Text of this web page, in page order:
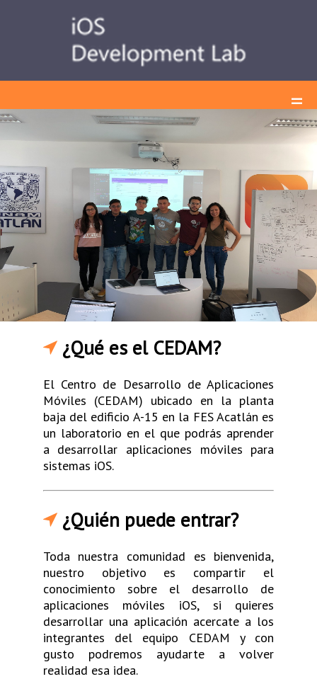
¿Qué es el CEDAM?
El Centro de Desarrollo de Aplicaciones
Móviles (CEDAM) ubicado en la planta
baja del edificio A-15 en la FES Acatlán es
un laboratorio en el que podrás aprender
a desarrollar aplicaciones móviles para
sistemas iOS.
¿Quién puede entrar?
Toda nuestra comunidad es bienvenida,
nuestro objetivo es compartir el
conocimiento sobre el desarrollo de
aplicaciones móviles iOS, si quieres
desarrollar una aplicación acercate a los
integrantes del equipo CEDAM y con
gusto podremos ayudarte a volver
realidad esa idea.